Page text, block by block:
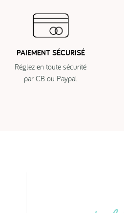
PAIEMENT SÉCURISÉ
Réglez en toute sécurité
par CB ou Paypal